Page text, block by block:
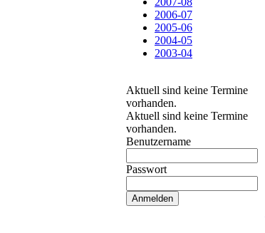
2006-07
2005-06
2004-05
2003-04
Aktuell sind keine Termine
vorhanden.
Aktuell sind keine Termine
vorhanden.
Benutzername
Passwort